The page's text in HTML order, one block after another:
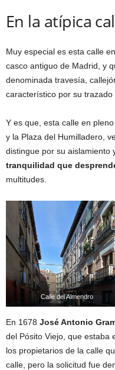
En la atípica
Muy especial es esta calle
casco antiguo de Madrid, y
denominada travesía,
característico por su trazado
Y es que, esta calle en
y la Plaza del Humilladero,
distingue por su aislamiento
tranquilidad que
multitudes.
Calle del Almendro
En 1678 José Antonio
del Pósito Viejo, que estaba
los propietarios de la calle
calle, pero la solicitud fue